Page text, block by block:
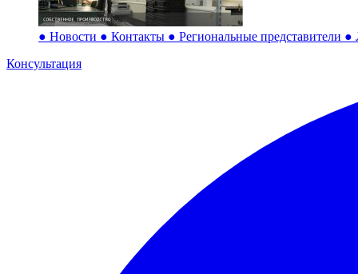
● Новости ● Контакты ● Региональные представители ●
Консультация